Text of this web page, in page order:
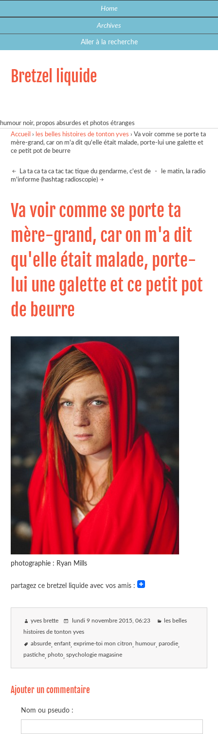
Home
Archives
Aller à la recherche
Bretzel liquide
humour noir, propos absurdes et photos étranges
Accueil › les belles histoires de tonton yves › Va voir comme se porte ta
mère-grand, car on m'a dit qu'elle était malade, porte-lui une galette et
ce petit pot de beurre
La ta ca ta ca tac tac tique du gendarme, c'est de -
le matin, la radio
m'informe (hashtag radioscopie)
Va voir comme se porte ta
mère-grand, car on m'a dit
qu'elle était malade, porte-
lui une galette et ce petit pot
de beurre
photographie : Ryan Mills
partagez ce bretzel liquide avec vos amis :
yves brette lundi 9 novembre 2015, 06:23 les belles
histoires de tonton yves
absurde enfant exprime-toi mon citron humour parodie
pastiche photo spychologie magasine
Ajouter un commentaire
Nom ou pseudo :